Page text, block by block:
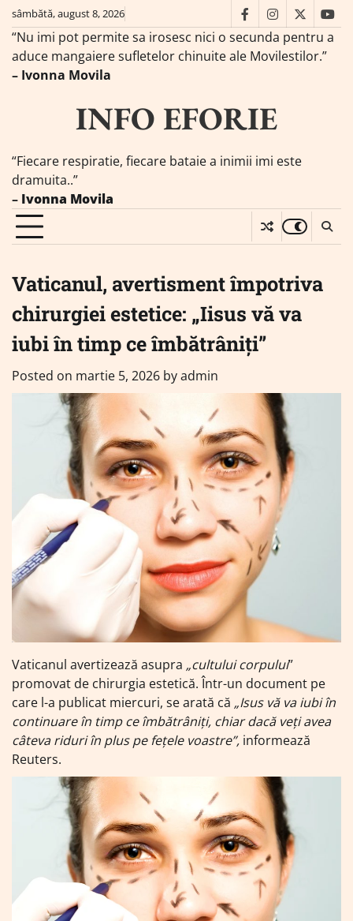
Skip
content
sâmbătă, august 8, 2026 facebookinstagram
twitter
“Nu imi pot permite sa irosesc nici o secunda pentru a
aduce mangaiere sufletelor chinuite ale Movilestilor.”
– Ivonna Movila
INFO EFORIE
“Fiecare respiratie, fiecare bataie a inimii imi este
dramuita..”
– Ivonna Movila
Vaticanul, avertisment împotriva
chirurgiei estetice: „Iisus vă va
iubi în timp ce îmbătrâniţi”
Posted on martie 5, 2026 byadmin
Vaticanul avertizează asupra „cultului corpului”
promovat de chirurgia estetică. Într-un document pe
care l-a publicat miercuri, se arată că „Isus vă va iubi în
continuare în timp ce îmbătrâniţi, chiar dacă veţi avea
câteva riduri în plus pe feţele voastre”, informează
Reuters.